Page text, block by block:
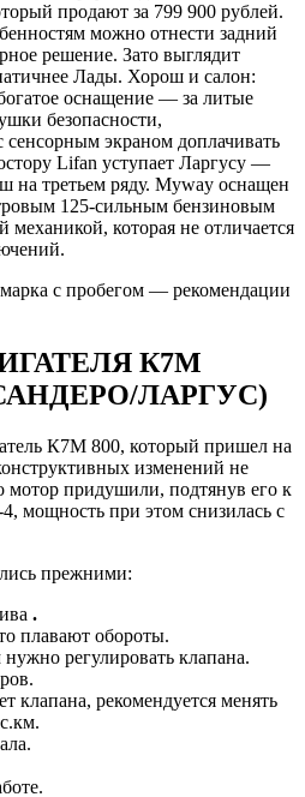
продают за 799 900 рублей.
можно отнести задний
решение. Зато выглядит
Лады. Хорош и салон:
оснащение — за литые
безопасности,
экраном доплачивать
Lifan уступает Ларгусу —
на третьем ряду. Myway оснащен
125-сильным бензиновым
механикой, которая не отличается
с пробегом — рекомендации
К7М
ЛАРГУС)
К7М 800, который пришел на
изменений не
мотор придушили, подтянув его к
мощность при этом снизилась с
прежними:
.
плавают обороты.
регулировать клапана.
клапана, рекомендуется менять